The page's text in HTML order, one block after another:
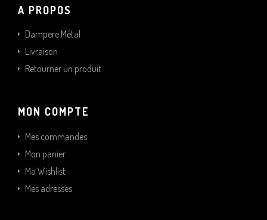
A PROPOS
Dampere Métal
Livraison
Retourner un produit
MON COMPTE
Mes commandes
Mon panier
Ma Wishlist
Mes adresses